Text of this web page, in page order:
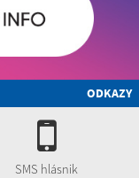
ODKAZY
SMS hlásnik